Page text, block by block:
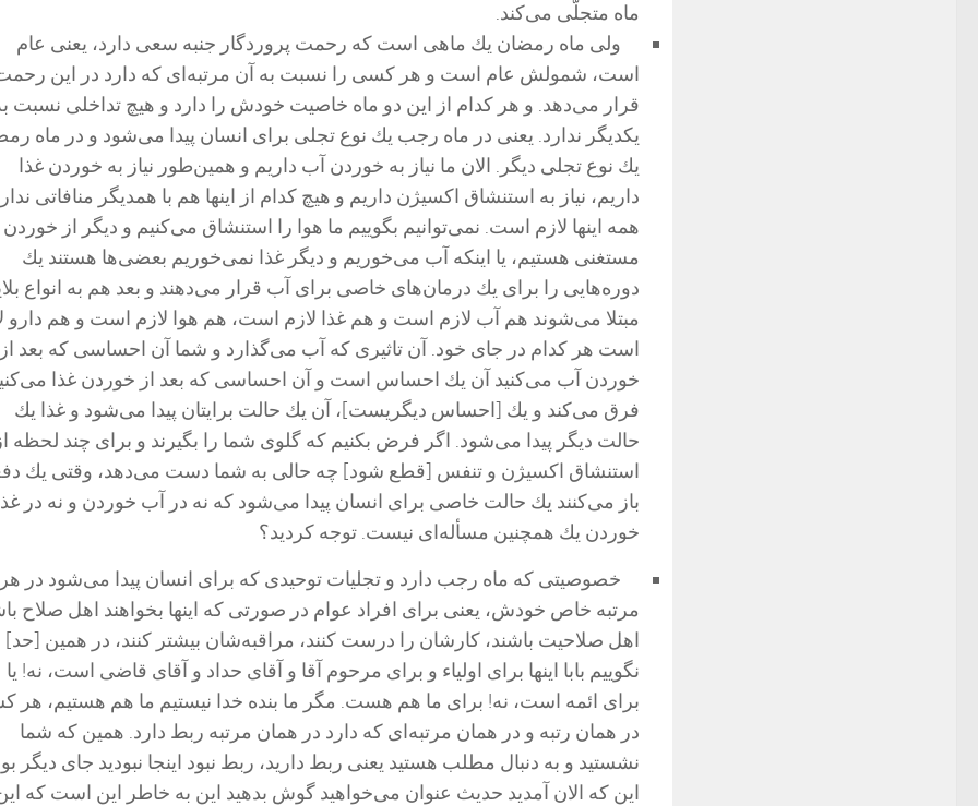
ماه متجلّی می‌كند.
ولی ماه رمضان یك ماهی است كه رحمت پروردگار جنبه سعی دارد، یعنی عام
است، شمولش عام است و هر كسی را نسبت به آن مرتبه‌ای كه دارد در این
قرار می‌دهد. و هر كدام از این دو ماه خاصیت خودش را دارد و هیچ تداخلی نسبت
یكدیگر ندارد. یعنی در ماه رجب یك نوع تجلی برای انسان پیدا می‌شود و در ماه
یك نوع تجلی دیگر. الان ما نیاز به خوردن آب داریم و همین‌طور نیاز به خوردن غذا
داریم، نیاز به استنشاق اكسیژن داریم و هیچ كدام از اینها هم با همدیگر منافاتی
همه اینها لازم است. نمی‌توانیم بگوییم ما هوا را استنشاق می‌كنیم و دیگر از
مستغنی هستیم، یا اینكه آب می‌خوریم و دیگر غذا نمی‌خوریم بعضی‌ها هستند یك
دوره‌هایی را برای یك درمان‌های خاصی برای آب قرار می‌دهند و بعد هم به انواع
مبتلا می‌شوند هم آب لازم است و هم غذا لازم است، هم هوا لازم است و هم دارو
است هر كدام در جای خود. آن تاثیری كه آب می‌گذارد و شما آن احساسی كه بعد از
خوردن آب می‌كنید آن یك احساس است و آن احساسی كه بعد از خوردن غذا
فرق می‌كند و یك [احساس دیگریست‌]، آن یك حالت برایتان پیدا می‌شود و غذا یك
حالت دیگر پیدا می‌شود. اگر فرض بكنیم كه گلوی شما را بگیرند و برای چند لحظه از
استنشاق اكسیژن و تنفس [قطع شود] چه حالی به شما دست می‌دهد، وقتی یك
باز می‌كنند یك حالت خاصی برای انسان پیدا می‌شود كه نه در آب خوردن و نه در
خوردن یك همچنین مسأله‌ای نیست. توجه كردید؟
خصوصیتی كه ماه رجب دارد و تجلیات توحیدی كه برای انسان پیدا می‌شود در هر
مرتبه خاص خودش، یعنی برای افراد عوام در صورتی كه اینها بخواهند اهل صلاح
اهل صلاحیت باشند، كارشان را درست كنند، مراقبه‌شان بیشتر كنند، در همین [حد]
نگوییم بابا اینها برای اولیاء و برای مرحوم آقا و آقای حداد و آقای قاضی است، نه! یا
برای ائمه است، نه! برای ما هم هست. مگر ما بنده خدا نیستیم ما هم هستیم، هر
در همان رتبه و در همان مرتبه‌ای كه دارد در همان مرتبه ربط دارد. همین كه شما
نشستید و به دنبال مطلب هستید یعنی ربط دارید، ربط نبود اینجا نبودید جای دیگر
این كه الان آمدید حدیث عنوان می‌خواهید گوش بدهید این به خاطر این است كه